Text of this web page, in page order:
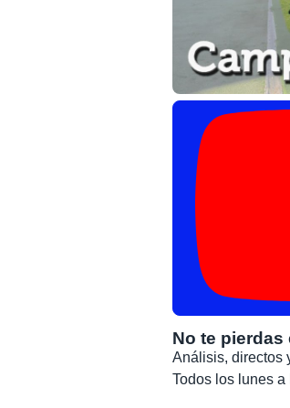
No te pierdas
Análisis, directos
Todos los lunes